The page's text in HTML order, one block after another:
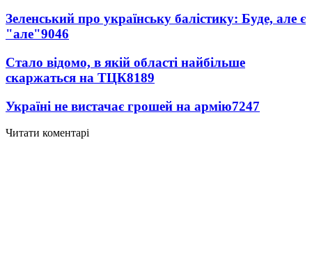
Зеленський про українську балістику: Буде, але є
"але"9046
Стало відомо, в якій області найбільше
скаржаться на ТЦК8189
Україні не вистачає грошей на армію7247
Читати коментарі